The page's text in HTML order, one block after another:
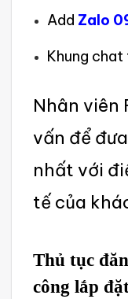
Add Zalo
Khung
Nhân viên
vấn để
nhất với
tế của
‌Thủ tục
công lắp